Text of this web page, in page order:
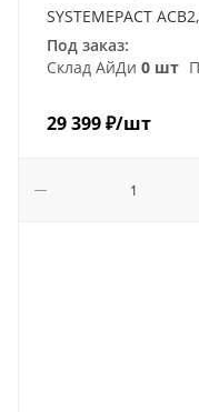
SYSTEMEPACT
Под заказ:
Склад АйДи 0 шт
29 399₽/шт